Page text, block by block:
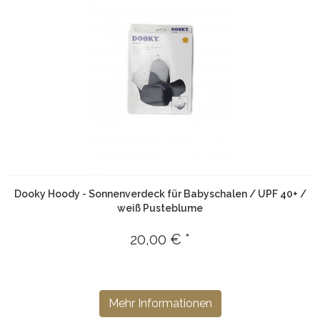
Dooky Hoody - Sonnenverdeck für Babyschalen / UPF 40+ /
weiß Pusteblume
20,00 € *
Mehr Informationen